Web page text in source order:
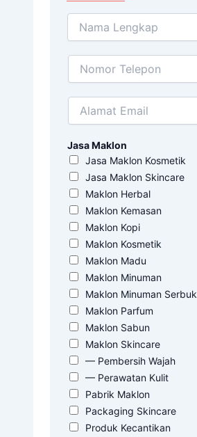
Jasa Maklon
Jasa Maklon Kosmetik
Jasa Maklon Skincare
Maklon Herbal
Maklon Kemasan
Maklon Kopi
Maklon Kosmetik
Maklon Madu
Maklon Minuman
Maklon Minuman Serbuk
Maklon Parfum
Maklon Sabun
Maklon Skincare
— Pembersih Wajah
— Perawatan Kulit
Pabrik Maklon
Packaging Skincare
Produk Kecantikan